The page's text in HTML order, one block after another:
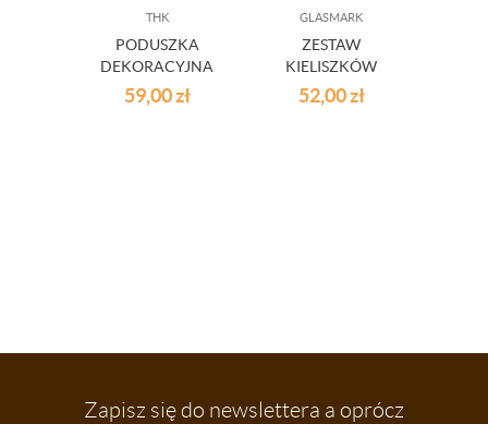
THK
PODUSZKA
DEKORACYJNA
CHIC CZARNA
59,00zł
GLASMARK
ZESTAW
KIELISZKÓW
MARGARITA 6 SZT
52,00zł
Zapisz się do newslettera a oprócz